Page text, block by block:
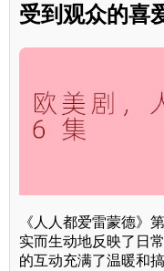
受到观众的喜
《人人都爱雷蒙德》
实而生动地反映了日
的互动充满了温暖和